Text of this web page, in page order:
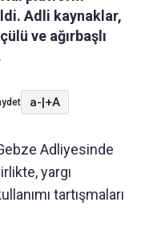
Adli kaynaklar,
ve ağırbaşlı
a-|+A
Adliyesinde
yargı
tartışmaları